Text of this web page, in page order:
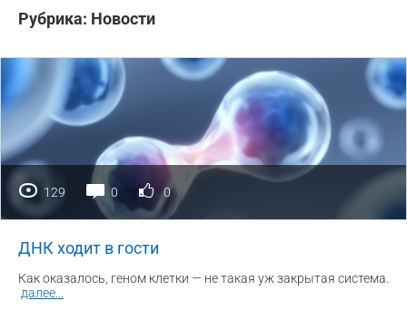
Рубрика: Новости
129 0 0
ДНК ходит в гости
Как оказалось, геном клетки — не такая уж закрытая система.
далее